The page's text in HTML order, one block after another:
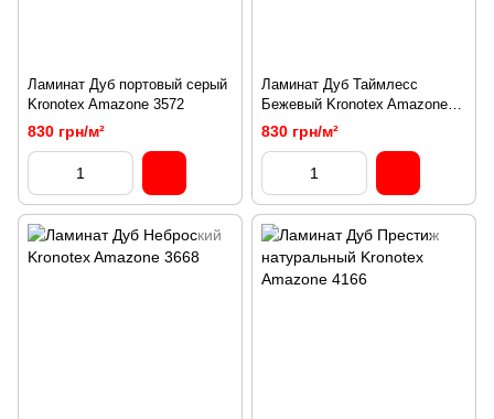
Ламинат Дуб портовый серый
Kronotex Amazone 3572
830 грн/м²
Ламинат Дуб Таймлесс
Бежевый Kronotex Amazone
3597
830 грн/м²